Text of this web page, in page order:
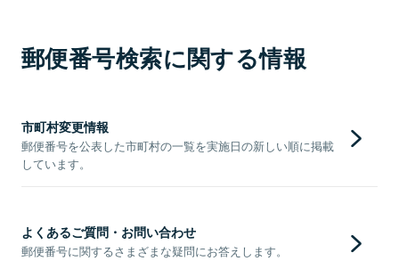
郵便番号検索に関する情報
市町村変更情報
郵便番号を公表した市町村の一覧を実施日の新しい順に掲載
しています。
よくあるご質問・お問い合わせ
郵便番号に関するさまざまな疑問にお答えします。